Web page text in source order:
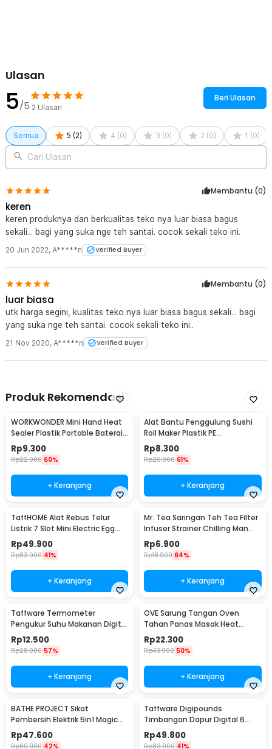
Ulasan
5/5 2 Ulasan
Beri Ulasan
Semua 5 (2) 4 (0) 3 (0) 2 (0) 1 (0)
Cari Ulasan
Membantu (0)
keren
keren produknya dan berkualitas teko nya luar biasa bagus
sekali... bagi yang suka nge teh santai. cocok sekali teko ini.
20 Jun 2022, A*****n Verified Buyer
Membantu (0)
luar biasa
utk harga segini, kualitas teko nya luar biasa bagus sekali... bagi
yang suka nge teh santai. cocok sekali teko ini..
21 Nov 2020, A*****n Verified Buyer
Produk Rekomendasi
WORKWONDER Mini Hand Heat
Sealer Plastik Portable Baterai
AA - LX2000A
Rp9.300
Rp22.900 60%
+ Keranjang
Alat Bantu Penggulung Sushi
Roll Maker Plastik PE
22x20.5x0.1cm - E1119
Rp8.300
Rp20.900 61%
+ Keranjang
TaffHOME Alat Rebus Telur
Listrik 7 Slot Mini Electric Egg
Cooker 350W - YS-203
Rp49.900
Rp83.900 41%
+ Keranjang
Mr. Tea Saringan Teh Tea Filter
Infuser Strainer Chilling Man
Silicon - MR03
Rp6.900
Rp18.900 64%
+ Keranjang
Taffware Termometer
Pengukur Suhu Makanan Digital
Daging Kopi Susu - TP101
Rp12.500
Rp28.900 57%
+ Keranjang
OVE Sarung Tangan Oven
Tahan Panas Masak Heat
Resistant Gloves - 540F
Rp22.300
Rp43.900 50%
+ Keranjang
BATHE PROJECT Sikat
Pembersih Elektrik 5in1 Magic
Brush Rechargeable - WQ8110
Rp47.600
Rp80.900 42%
Taffware Digipounds
Timbangan Dapur Digital 6
Satuan 1kg 0.1g - i2000
Rp49.800
Rp83.900 41%